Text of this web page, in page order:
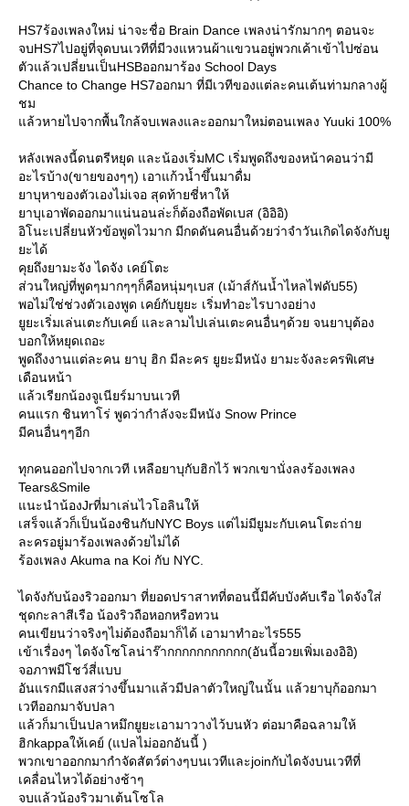
HS7ร้องเพลงใหม่ น่าจะชื่อ Brain Dance เพลงน่ารักมากๆ ตอนจะ
จบHS7ไปอยู่ที่จุดบนเวทีที่มีวงแหวนผ้าแขวนอยู่พวกเค้าเข้าไปซ่อน
ตัวแล้วเปลี่ยนเป็นHSBออกมาร้อง School Days
Chance to Change HS7ออกมา ที่มีเวทีของแต่ละคนเต้นท่ามกลางผู้
ชม
ล้วหายไปจากพื้นใกล้จบเพลงและออกมาใหม่ตอนเพลง Yuuki 100%
หลังเพลงนี้ดนตรีหยุด และน้องเริ่มMC เริ่มพูดถึงของหน้าคอนว่ามี
อะไรบ้าง(ขายของๆๆ) เอาแก้วน้ำขึ้นมาดื่ม
าบุหาของตัวเองไม่เจอ สุดท้ายชี่หาให้
าบุเอาพัดออกมาแน่นอนล่ะก็ต้องถือพัดเบส (อิอิอิ)
อิโนะเปลี่ยนหัวข้อพูดไวมาก มีกดดันคนอื่นด้วยว่าจำวันเกิดไดจังกับยู
ะได้
คุยถึงยามะจัง ไดจัง เคย์โตะ
ส่วนใหญ่ที่พูดๆมากๆๆก็คือหนุ่มๆเบส (เม้าส์กันน้ำไหลไฟดับ55)
พอไม่ใช่ช่วงตัวเองพูด เคย์กับยูยะ เริ่มทำอะไรบางอย่าง
ูยะเริ่มเล่นเตะกับเคย์ และลามไปเล่นเตะคนอื่นๆด้วย จนยาบุต้อง
บอกให้หยุดเถอะ
พูดถึงงานแต่ละคน ยาบุ ฮิก มีละคร ยูยะมีหนัง ยามะจังละครพิเศษ
เดือนหน้า
ล้วเรียกน้องจูเนียร์มาบนเวที
คนแรก ชินทาโร่ พูดว่ากำลังจะมีหนัง Snow Prince
มีคนอื่นๆๆอีก
ทุกคนออกไปจากเวที เหลือยาบุกับฮิกไว้ พวกเขานั่งลงร้องเพลง
Tears&Smile
นะนำน้องJrที่มาเล่นไวโอลินให้
เสร็จแล้วก็เป็นน้องชินกับNYC Boys แต่ไม่มียูมะกับเคนโตะถ่า
ละครอยู่มาร้องเพลงด้วยไม่ได้
ร้องเพลง Akuma na Koi กับ NYC.
ไดจังกับน้องริวออกมา ที่ยอดปราสาทที่ตอนนี้มีคับบังคับเรือ ไดจังใส่
ชุดกะลาสีเรือ น้องริวถือหอกหรือทวน
คนเขียนว่าจริงๆไม่ต้องถือมาก็ได้ เอามาทำอะไร555
เข้าเรื่องๆ ไดจังโซโลน่าร๊ากกกกกกกกกกก(อันนี้อวยเพิ่มเองอิอิ)
จอภาพมีโชว์สี่แบบ
อันแรกมีแสงสว่างขึ้นมาแล้วมีปลาตัวใหญ่ในนั้น แล้วยาบุก้ออกมา
เวทีออกมาจับปลา
ล้วก็มาเป็นปลาหมึกยูยะเอามาวางไว้บนหัว ต่อมาคือฉลามให้
ฮิกkappaให้เคย์ (แปลไม่ออกอันนี้ )
พวกเขาออกกมากำจัดสัตว์ต่างๆบนเวทีและjoinกับไดจังบนเวทีที่
เคลื่อนไหวได้อย่างช้าๆ
จบแล้วน้องริวมาเต้นโซโล